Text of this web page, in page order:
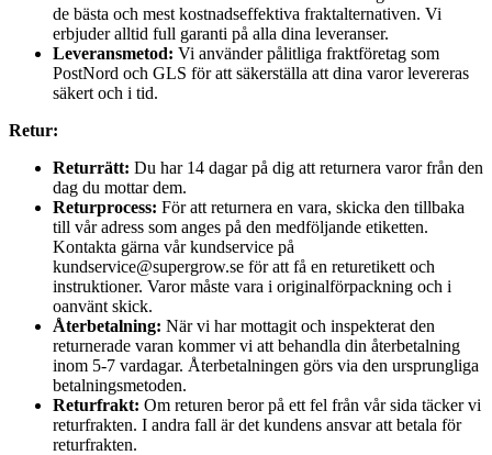
de bästa och mest kostnadseffektiva fraktalternativen. Vi
erbjuder alltid full garanti på alla dina leveranser.
Leveransmetod: Vi använder pålitliga fraktföretag som
PostNord och GLS för att säkerställa att dina varor levereras
säkert och i tid.
Retur:
Returrätt: Du har 14 dagar på dig att returnera varor från den
dag du mottar dem.
Returprocess: För att returnera en vara, skicka den tillbaka
till vår adress som anges på den medföljande etiketten.
Kontakta gärna vår kundservice på
kundservice@supergrow.se för att få en returetikett och
instruktioner. Varor måste vara i originalförpackning och i
oanvänt skick.
Återbetalning: När vi har mottagit och inspekterat den
returnerade varan kommer vi att behandla din återbetalning
inom 5-7 vardagar. Återbetalningen görs via den ursprungliga
betalningsmetoden.
Returfrakt: Om returen beror på ett fel från vår sida täcker vi
returfrakten. I andra fall är det kundens ansvar att betala för
returfrakten.